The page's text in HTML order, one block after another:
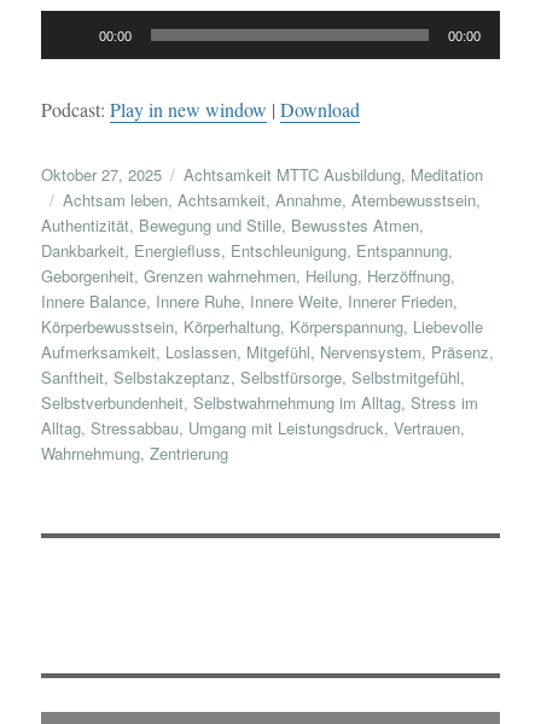
Player
00:00 00:00
Podcast:Play in new window |Download
Veröffentlicht
am
Oktober 27, 2025 Kategorien
Achtsamkeit MTTC Ausbildung, Meditation
Schlagwörter
Achtsam leben,Achtsamkeit,Annahme,Atembewusstsein,
Authentizität, Bewegung und Stille, Bewusstes Atmen,
Dankbarkeit, Energiefluss, Entschleunigung, Entspannung,
Geborgenheit,Grenzen wahrnehmen, Heilung, Herzöffnung,
Innere Balance, Innere Ruhe, Innere Weite, Innerer Frieden,
Körperbewusstsein, Körperhaltung, Körperspannung, Liebevolle
Aufmerksamkeit, Loslassen, Mitgefühl, Nervensystem, Präsenz,
Sanftheit,Selbstakzeptanz,Selbstfürsorge,Selbstmitgefühl,
Selbstverbundenheit,Selbstwahrnehmung im Alltag,Stress im
Alltag,Stressabbau, Umgang mit Leistungsdruck,Vertrauen,
Wahrnehmung,Zentrierung